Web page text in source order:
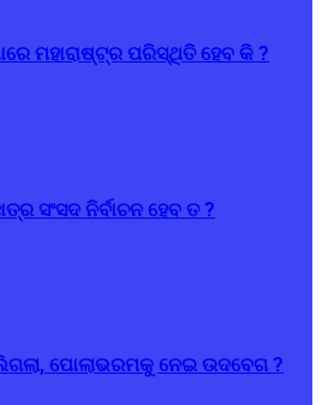
ମହାରାଷ୍ଟ୍ର ପରିସ୍ଥିତି ହେବ କି ?
ସଂସଦ ନିର୍ବାଚନ ହେବ ତ ?
ପୋଲାଭରମକୁ ନେଇ ଉଦବେଗ ?